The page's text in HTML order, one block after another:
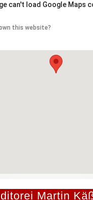
can't load Google Maps
this website?
Martin